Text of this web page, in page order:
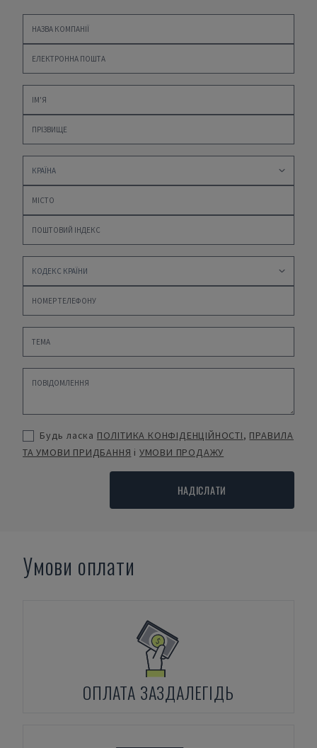
Будь ласка ПОЛІТИКА КОНФІДЕНЦІЙНОСТІ, ПРАВИЛА
ТА УМОВИ ПРИДБАННЯ і УМОВИ ПРОДАЖУ
НАДІСЛАТИ
Умови оплати
ОПЛАТА ЗАЗДАЛЕГІДЬ